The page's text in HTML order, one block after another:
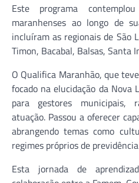
Este programa
maranhenses ao longo de
incluíram as regionais de São
Timon, Bacabal, Balsas, Santa
O Qualifica Maranhão, que
focado na elucidação da Nova
para gestores municipais,
atuação. Passou a oferecer
abrangendo temas como
regimes próprios de
Esta jornada de